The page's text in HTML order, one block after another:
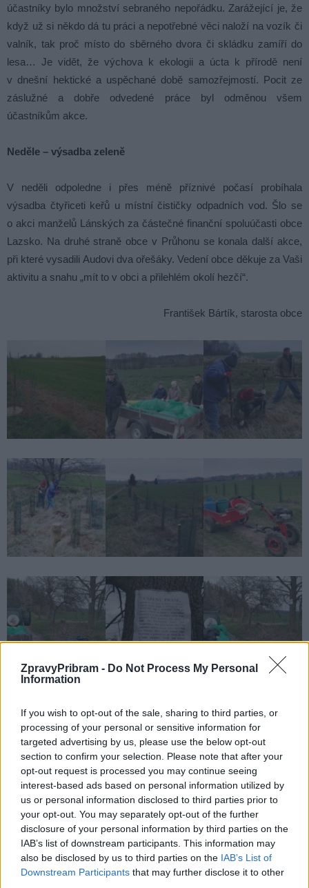
ZpravyPribram - Do Not Process My Personal
Information
If you wish to opt-out of the sale, sharing to third parties, or
processing of your personal or sensitive information for
targeted advertising by us, please use the below opt-out
section to confirm your selection. Please note that after your
opt-out request is processed you may continue seeing
interest-based ads based on personal information utilized by
us or personal information disclosed to third parties prior to
your opt-out. You may separately opt-out of the further
disclosure of your personal information by third parties on the
IAB’s list of downstream participants. This information may
also be disclosed by us to third parties on the IAB’s List of
Downstream Participants that may further disclose it to other
účastníky bylo množství sebraného nepořádku. Zarážející je, že
když už si někdo dá tu práci a nepotřebné věci naloží na vozík či
valník, tak proč místo do sběrného dvora či skládku zamíří do
lesa… Je vidět, že výchova k ekologii a úcta k přírodě není
v dnešní hektické a uspěchané době samozřejmostí. Pocit ze
záslužné a dobře odvedené práce byl odměnou všem
účastníkům akce.
Neděle – výsadba zeleně
V neděli odpoledne i přes méně příznivé počasí probíhala
výsadba čtyřiceti keřů u místní čističky odpadních vod. Šlo se
o akci manželů Lánských za částečné finanční spoluúčasti obce
Lazsko. Na druhé straně obce v Průhonu se konala další akce,
při které vysadili Audovi dva ořešáky. Vedení obce děkuje za Vaši
aktivitu a snahu „mít to v obci a přilehlém okolí hezčí“.
František Bártík, starosta obce
Komentáře